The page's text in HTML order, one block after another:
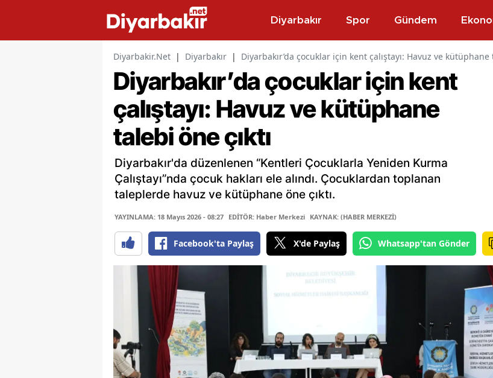
Diyarbakır Spor Gündem
Diyarbakir.Net | Diyarbakır | Diyarbakır’da çocuklar için kent çalıştayı: Havuz ve kütüphane
Diyarbakır’da çocuklar için kent
çalıştayı: Havuz ve kütüphane
talebi öne çıktı
Diyarbakır'da düzenlenen “Kentleri Çocuklarla Yeniden Kurma
Çalıştayı”nda çocuk hakları ele alındı. Çocuklardan toplanan
taleplerde havuz ve kütüphane öne çıktı.
YAYINLAMA: 18 Mayıs 2026 - 08:27 EDİTÖR: Haber Merkezi KAYNAK: (HABER MERKEZİ)
Facebook'ta Paylaş X'de Paylaş Whatsapp'tan Gönder